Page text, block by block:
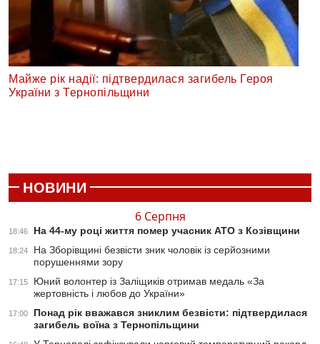
Майже рік надії: підтвердилася загибель Героя
України з Тернопільщини
НОВИНИ
6 Серпня
18:46 На 44-му році життя помер учасник АТО з Козівщини
18:24
На Зборівщині безвісти зник чоловік із серйозними
порушеннями зору
17:15
Юний волонтер із Заліщиків отримав медаль «За
жертовність і любов до України»
17:00
Понад рік вважався зниклим безвісти: підтвердилася
загибель воїна з Тернопільщини